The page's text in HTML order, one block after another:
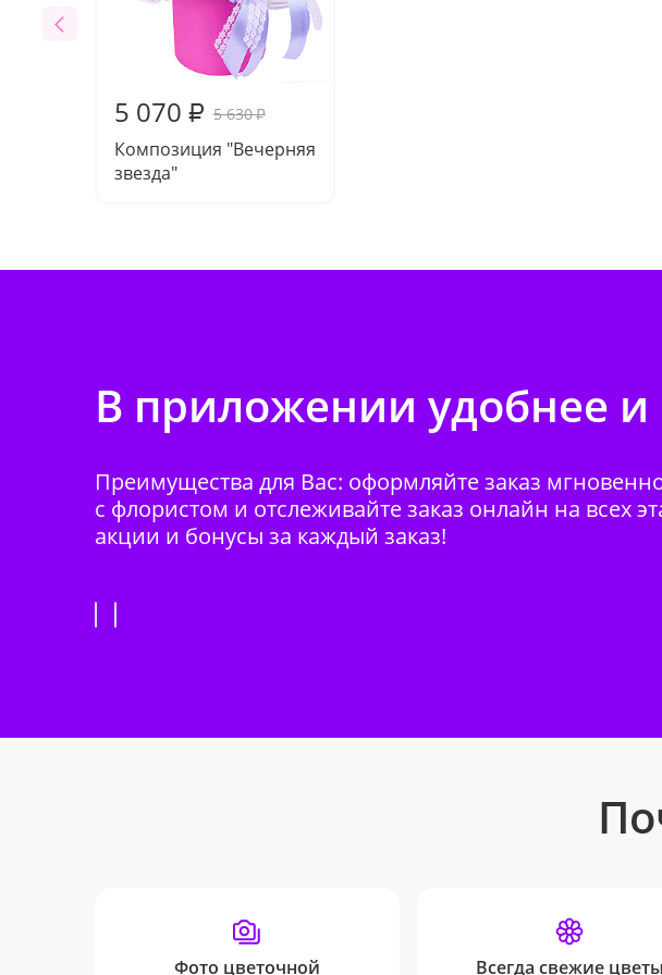
5 070 ₽ 5 630₽
Композиция "Вечерняя
звезда"
В приложении удобнее и
Преимущества для Вас: оформляйте заказ
с флористом и отслеживайте заказ онлайн на всех
акции и бонусы за каждый заказ!
Фото цветочной Всегда свежие цветы